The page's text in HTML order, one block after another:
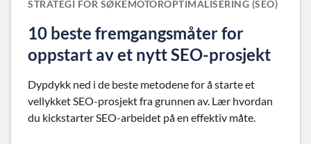
STRATEGI FOR SØKEMOTOROPTIMALISERING (SEO)
10 beste fremgangsmåter for
oppstart av et nytt SEO-prosjekt
Dypdykk ned i de beste metodene for å starte et
vellykket SEO-prosjekt fra grunnen av. Lær hvordan
du kickstarter SEO-arbeidet på en effektiv måte.